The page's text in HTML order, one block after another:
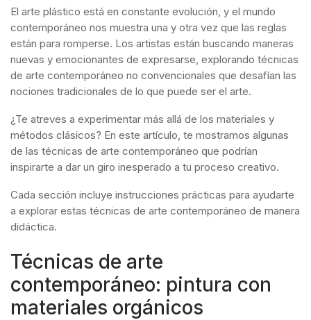
El arte plástico está en constante evolución, y el mundo
contemporáneo nos muestra una y otra vez que las reglas
están para romperse. Los artistas están buscando maneras
nuevas y emocionantes de expresarse, explorando técnicas
de arte contemporáneo no convencionales que desafían las
nociones tradicionales de lo que puede ser el arte.
¿Te atreves a experimentar más allá de los materiales y
métodos clásicos? En este artículo, te mostramos algunas
de las técnicas de arte contemporáneo que podrían
inspirarte a dar un giro inesperado a tu proceso creativo.
Cada sección incluye instrucciones prácticas para ayudarte
a explorar estas técnicas de arte contemporáneo de manera
didáctica.
Técnicas de arte
contemporáneo: pintura con
materiales orgánicos